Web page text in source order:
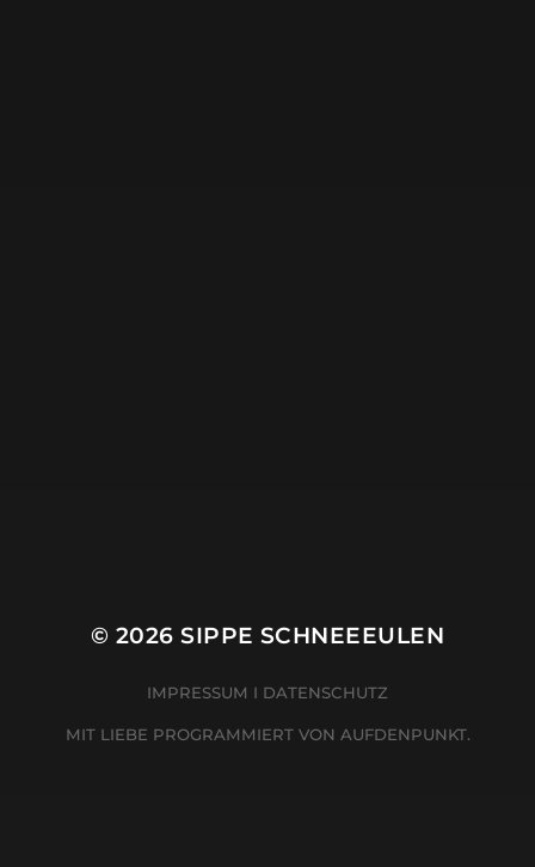
© 2026SIPPE SCHNEEEULEN
IMPRESSUM I DATENSCHUTZ
MIT LIEBE PROGRAMMIERT VON AUFDENPUNKT.